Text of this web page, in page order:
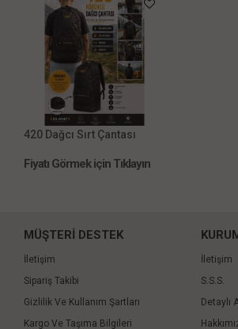
420 Dağcı Sırt Çantası
Fiyatı Görmek için Tıklayın
MÜŞTERİ DESTEK
İletişim
Sipariş Takibi
Gizlilik Ve Kullanım Şartları
Kargo Ve Taşıma Bilgileri
İletişim
S.S.S.
Detaylı